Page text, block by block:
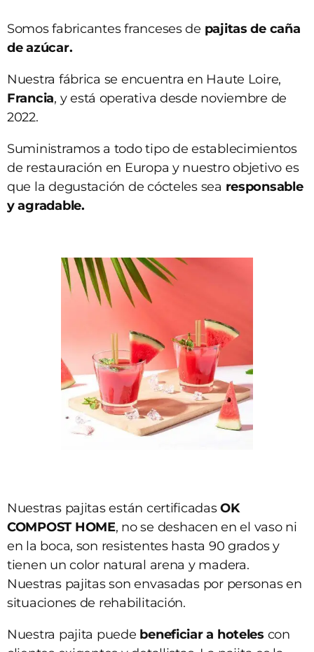
Somos fabricantes franceses de pajitas de caña
de azúcar.
Nuestra fábrica se encuentra en Haute Loire,
Francia, y está operativa desde noviembre de
2022.
Suministramos a todo tipo de establecimientos
de restauración en Europa y nuestro objetivo es
que la degustación de cócteles sea responsable
y agradable.
Nuestras pajitas están certificadasOK
COMPOST HOME, no se deshacen en el vaso ni
en la boca, son resistentes hasta 90 grados y
tienen un color natural arena y madera.
Nuestras pajitas son envasadas por personas en
situaciones de rehabilitación.
Nuestra pajita puede beneficiar a hoteles con